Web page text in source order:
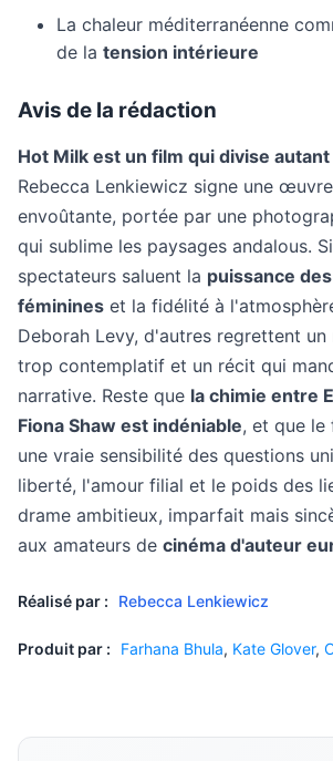
La chaleur méditerranéenne
de la tension intérieure
Avis de la rédaction
Hot Milk est un film qui divise
Rebecca Lenkiewicz signe une
envoûtante, portée par une
qui sublime les paysages andalous.
spectateurs saluent la puissance
féminines et la fidélité à
Deborah Levy, d'autres regrettent
trop contemplatif et un récit qui
narrative. Reste que la chimie entre
Fiona Shaw est indéniable, et que le
une vraie sensibilité des questions
liberté, l'amour filial et le poids des
drame ambitieux, imparfait mais
aux amateurs de cinéma d'auteur
Réalisé par : Rebecca Lenkiewicz
Produit par : Farhana Bhula, Kate Glover,